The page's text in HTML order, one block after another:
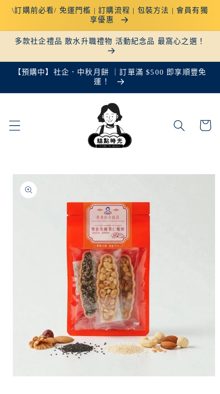
跳至內
\訂購前必看/ 免運門檻 | 訂購流程 | 包裝方法 | 會員有獨
享優惠
多款社企禮品 散水升職禮物 活動紀念品 最窩心之選！
【預購中】社企．中秋月餅 ｜訂單滿 $500 即享順豐免
運！
物
略過產
品資訊